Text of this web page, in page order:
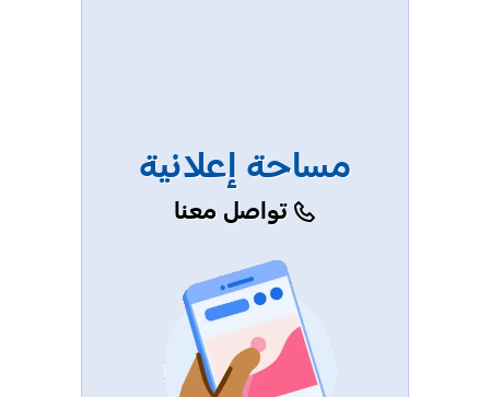
مساحة إعلانية
تواصل معنا